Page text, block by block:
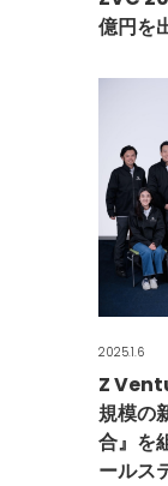
億円を
2025.1.6
Z
規模の
合』を
ールス